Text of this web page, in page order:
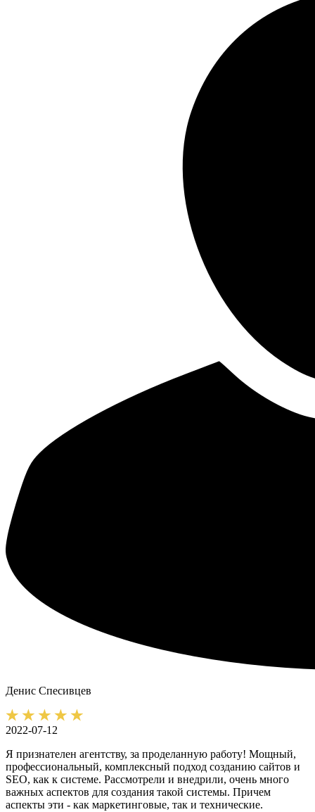
Денис Спесивцев
2022-07-12
Я признателен агентству, за проделанную работу! Мощный,
профессиональный, комплексный подход созданию сайтов и
SEO, как к системе. Рассмотрели и внедрили, очень много
важных аспектов для создания такой системы. Причем
аспекты эти - как маркетинговые, так и технические.